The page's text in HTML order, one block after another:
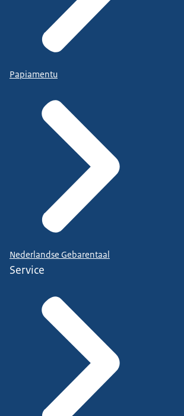
Papiamentu
Nederlandse Gebarentaal
Service